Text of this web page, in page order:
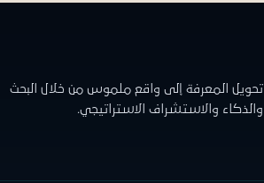
تحويل المعرفة إلى واقع ملموس من خلال البحث
والذكاء والاستشراف الاستراتيجي.